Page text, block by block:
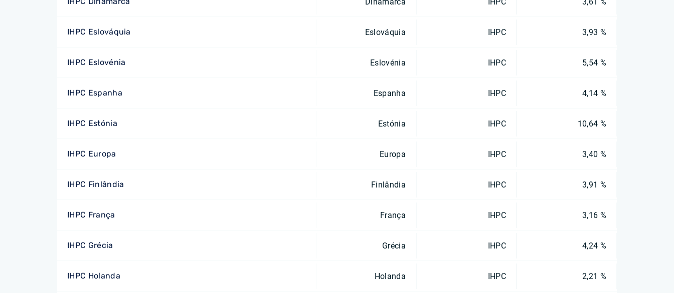
IHPC Eslováquia Eslováquia IHPC 3,93 %
IHPC Eslovénia Eslovénia IHPC 5,54 %
IHPC Espanha Espanha IHPC 4,14 %
IHPC Estónia Estónia IHPC 10,64 %
IHPC Europa Europa IHPC 3,40 %
IHPC Finlândia Finlândia IHPC 3,91 %
IHPC França França IHPC 3,16 %
IHPC Grécia Grécia IHPC 4,24 %
IHPC Holanda Holanda IHPC 2,21 %